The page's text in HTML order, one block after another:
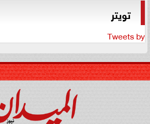
تويتر
Tweets by